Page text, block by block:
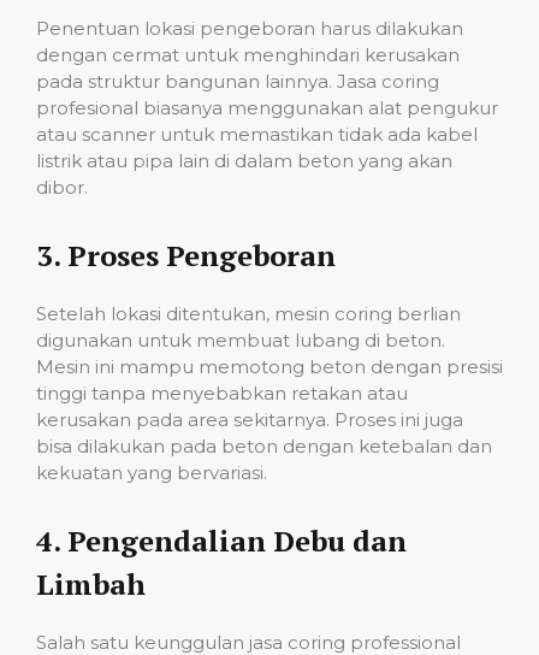
Penentuan lokasi pengeboran harus dilakukan
dengan cermat untuk menghindari kerusakan
pada struktur bangunan lainnya. Jasa coring
profesional biasanya menggunakan alat pengukur
atau scanner untuk memastikan tidak ada kabel
listrik atau pipa lain di dalam beton yang akan
dibor.
3. Proses Pengeboran
Setelah lokasi ditentukan, mesin coring berlian
digunakan untuk membuat lubang di beton.
Mesin ini mampu memotong beton dengan presisi
tinggi tanpa menyebabkan retakan atau
kerusakan pada area sekitarnya. Proses ini juga
bisa dilakukan pada beton dengan ketebalan dan
kekuatan yang bervariasi.
4. Pengendalian Debu dan
Limbah
Salah satu keunggulan jasa coring professional